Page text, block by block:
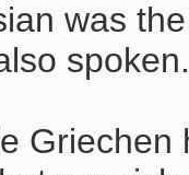
was
spoken.